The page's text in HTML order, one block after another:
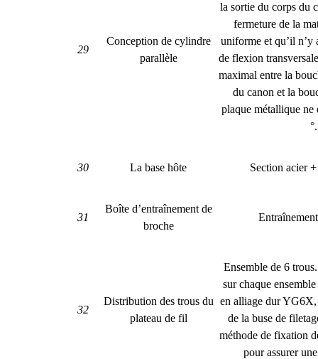
29
Conception de cylindre
parallèle
la sortie du corps du
fermeture de la
uniforme et qu’il n’y
de flexion
maximal entre la
du canon et la
plaque métallique ne
°.
30 La base hôte Section acier
31
Boîte d’entraînement de
broche
32
Distribution des trous du
plateau de fil
Ensemble de 6
sur chaque
en alliage dur
de la buse de
méthode de fixation
pour assurer